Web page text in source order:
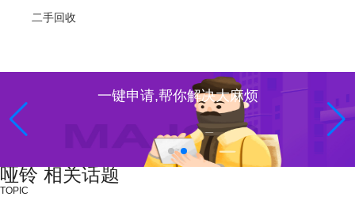
二手回收
一键申请,帮你解决大麻烦
哑铃 相关话题
TOPIC